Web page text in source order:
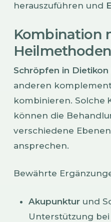
herauszuführen und
Kombination
Heilmethoden
Schröpfen in Dietikon
anderen
kombinieren. Solche
können die
verschiedene
ansprechen.
Bewährte
Akupunkturund
Unterstützung